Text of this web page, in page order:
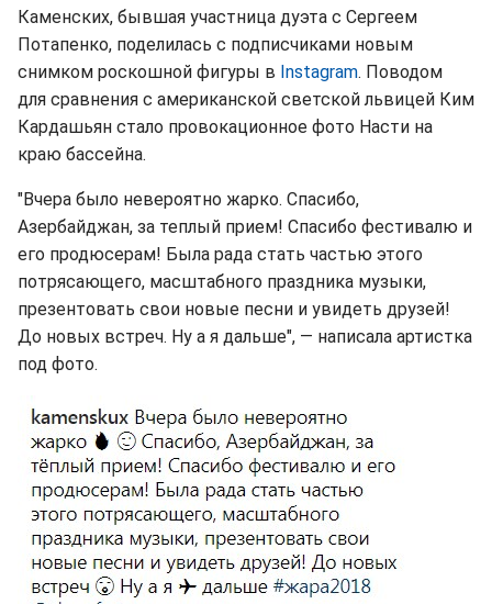
Каменских, бывшая участница дуэта с Сергеем
Потапенко, поделилась с подписчиками новым
снимком роскошной фигуры в Instagram. Поводом
для сравнения с американской светской львицей Ким
Кардашьян стало провокационное фото Насти на
краю бассейна.
"Вчера было невероятно жарко. Спасибо,
Азербайджан, за теплый прием! Спасибо фестивалю и
его продюсерам! Была рада стать частью этого
потрясающего, масштабного праздника музыки,
презентовать свои новые песни и увидеть друзей!
До новых встреч. Ну а я дальше", — написала артистка
под фото.